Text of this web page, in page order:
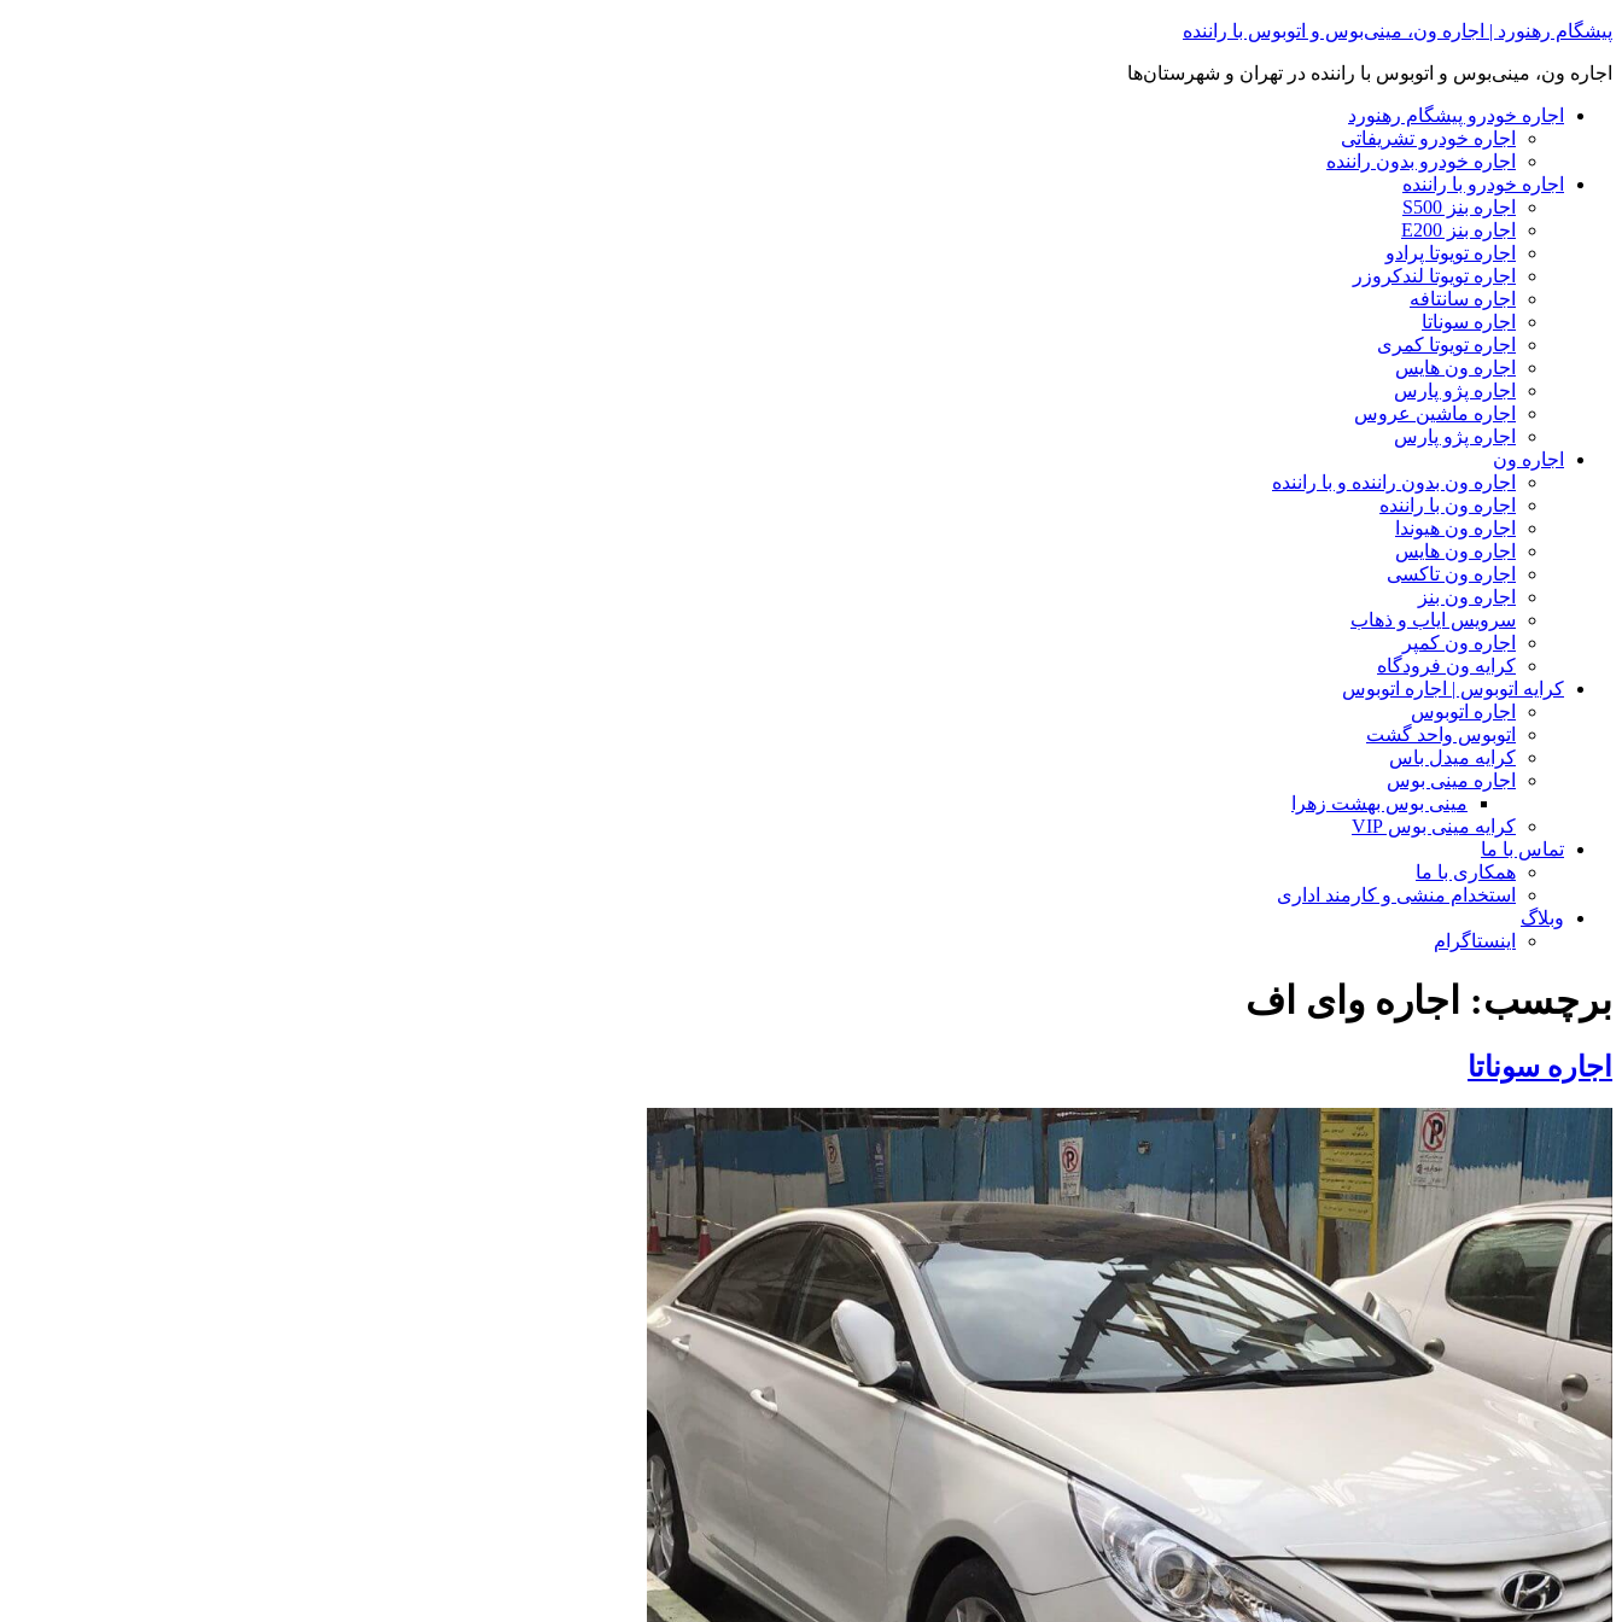
Skip
content
پیشگام رهنورد | اجاره ون، مینی‌بوس و اتوبوس با راننده
اجاره ون، مینی‌بوس و اتوبوس با راننده در تهران و شهرستان‌ها
اجاره خودرو پیشگام رهنورد
اجاره خودرو تشریفاتی
اجاره خودرو بدون راننده
اجاره خودرو با راننده
اجاره بنز S500
اجاره بنز E200
اجاره تویوتا پرادو
اجاره تویوتا لندکروزر
اجاره سانتافه
اجاره سوناتا
اجاره تویوتا کمری
اجاره ون هایس
اجاره پژو پارس
اجاره ماشین عروس
اجاره پژو پارس
اجاره ون
اجاره ون بدون راننده و با راننده
اجاره ون با راننده
اجاره ون هیوندا
اجاره ون هایس
اجاره ون تاکسی
اجاره ون بنز
سرویس ایاب و ذهاب
اجاره ون کمپر
کرایه ون فرودگاه
کرایه اتوبوس | اجاره اتوبوس
اجاره اتوبوس
اتوبوس واحد گشت
کرایه میدل باس
اجاره مینی بوس
مینی بوس بهشت زهرا
کرایه مینی بوس VIP
تماس با ما
همکاری با ما
استخدام منشی و کارمند اداری
وبلاگ
اینستاگرام
برچسب: اجاره وای اف
اجاره سوناتا